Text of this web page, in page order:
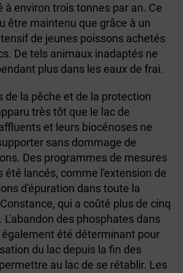
à environ trois tonnes par an. Ce
être maintenu que grâce à un
de jeunes poissons achetés
De tels animaux inadaptés ne
plus dans les eaux de frai.
de la pêche et de la protection
très tôt que le lac de
et leurs biocénoses ne
sans dommage de
Des programmes de mesures
été lancés, comme l'extension de
d'épuration dans toute la
qui a coûté plus de cinq
L'abandon des phosphates dans
également été déterminant pour
du lac depuis la fin des
au lac de se rétablir. Les